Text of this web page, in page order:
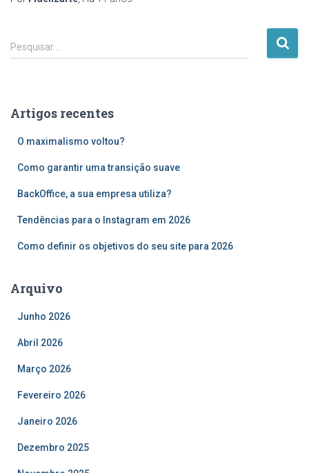
P
e
i
Pesquisar …
Artigos recentes
O maximalismo voltou?
Como garantir uma transição suave
BackOffice, a sua empresa utiliza?
Tendências para o Instagram em 2026
Como definir os objetivos do seu site para 2026
Arquivo
Junho 2026
Abril 2026
Março 2026
Fevereiro 2026
Janeiro 2026
Dezembro 2025